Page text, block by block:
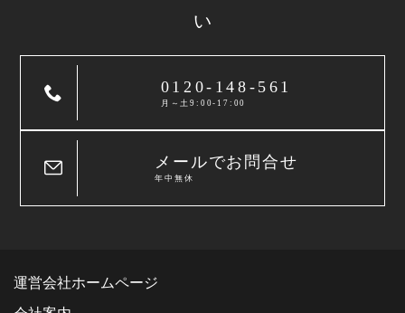
い
0120-148-561
月～土9:00-17:00
メールでお問合せ
年中無休
運営会社ホームページ